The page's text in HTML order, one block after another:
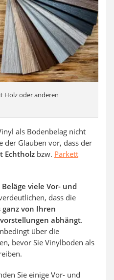
Holz oder anderen
als Bodenbelag nicht
der Glauben vor, dass der
Echtholz bzw. Parkett
Beläge viele Vor- und
dass die
ganz von Ihren
abhängt.
über die
bevor Sie Vinylboden als
Sie einige Vor- und